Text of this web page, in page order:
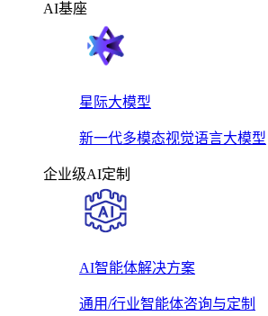
AI基座
星际大模型
新一代多模态视觉语言大模型
企业级AI定制
AI智能体解决方案
通用/行业智能体咨询与定制